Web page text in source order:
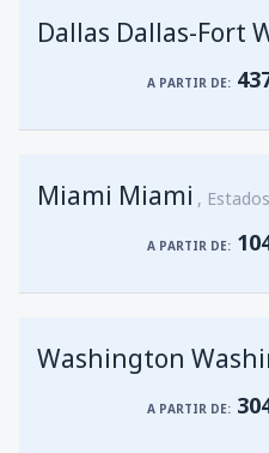
Dallas Dallas-Fort
A PARTIR DE:
Miami Miami
A PARTIR DE:
A PARTIR DE: 104
San Juan,
Washington
A PARTIR DE: